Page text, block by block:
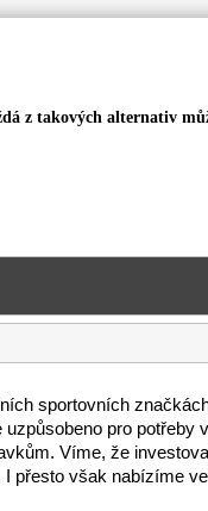
z takových alternativ
sportovních
uzpůsobeno pro potřeby
Víme, že
přesto však nabízíme